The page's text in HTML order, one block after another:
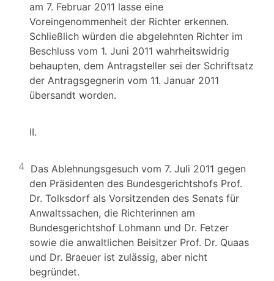
am 7. Februar 2011 lasse eine
Voreingenommenheit der Richter erkennen.
Schließlich würden die abgelehnten Richter im
Beschluss vom 1. Juni 2011 wahrheitswidrig
behaupten, dem Antragsteller sei der Schriftsatz
der Antragsgegnerin vom 11. Januar 2011
übersandt worden.
II.
4 Das Ablehnungsgesuch vom 7. Juli 2011 gegen
den Präsidenten des Bundesgerichtshofs Prof.
Dr. Tolksdorf als Vorsitzenden des Senats für
Anwaltssachen, die Richterinnen am
Bundesgerichtshof Lohmann und Dr. Fetzer
sowie die anwaltlichen Beisitzer Prof. Dr. Quaas
und Dr. Braeuer ist zulässig, aber nicht
begründet.